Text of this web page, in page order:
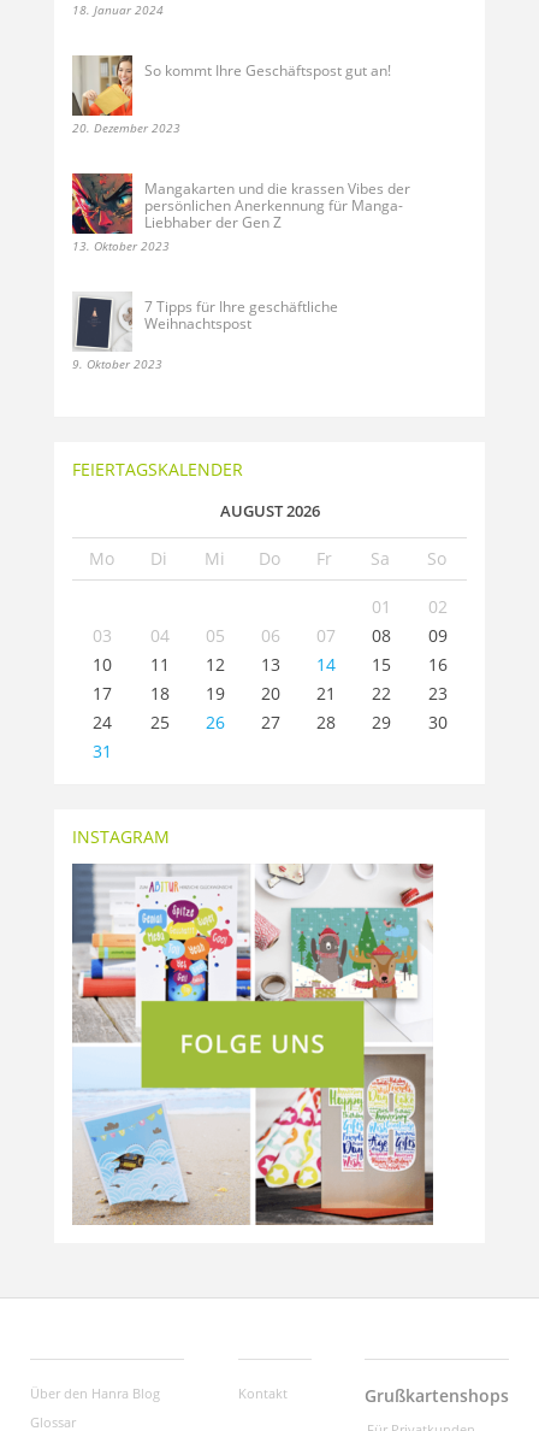
18. Januar 2024
So kommt Ihre Geschäftspost gut an!
20. Dezember 2023
Mangakarten und die krassen Vibes der
persönlichen Anerkennung für Manga-
Liebhaber der Gen Z
13. Oktober 2023
7 Tipps für Ihre geschäftliche
Weihnachtspost
9. Oktober 2023
FEIERTAGSKALENDER
AUGUST 2026
Mo Di Mi Do Fr Sa So
01
02
03
04 05 06 07 08
09
10
11 12 13 14 15
16
17
18 19 20 21 22
23
24
25 26 27 28 29
30
31
INSTAGRAM
Über den Hanra Blog
Glossar
Kontakt Grußkartenshops